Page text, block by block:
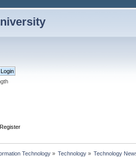
Register
Technology» Technology » Technology